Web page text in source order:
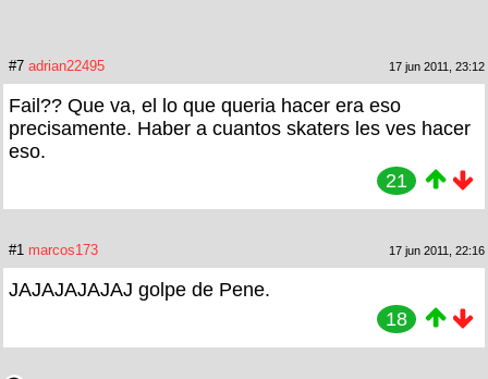
#7 adrian22495 17 jun 2011, 23:12
Fail?? Que va, el lo que queria hacer era eso
precisamente. Haber a cuantos skaters les ves hacer
eso.
21
#1 marcos173 17 jun 2011, 22:16
JAJAJAJAJAJ golpe de Pene.
18